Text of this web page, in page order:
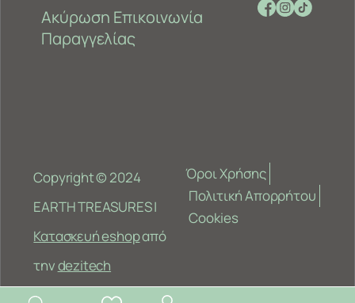
Ακύρωση
Παραγγελίας
Επικοινωνία
Copyright © 2024
EARTH TREASURES |
Κατασκευή eshopαπό
τηνdezitech
Όροι Χρήσης
Πολιτική Απορρήτου
Cookies